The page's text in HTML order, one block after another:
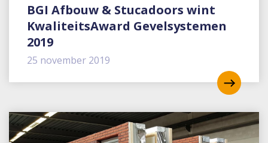
BGI Afbouw & Stucadoors wint
KwaliteitsAward Gevelsystemen
2019
25 november 2019